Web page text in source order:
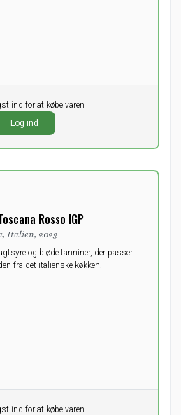
ind for at købe varen
Log ind
Rosso IGP
Italien, 2023
og bløde tanniner, der passer
fra det italienske køkken.
ind for at købe varen